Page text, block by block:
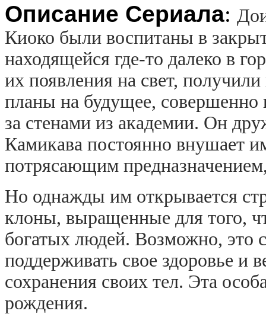
Описание Сериала:
Киоко были воспитаны в
находящейся где-то далеко в
их появления на свет,
планы на будущее, совершенно
за стенами из академии. Он
Камикава постоянно внушает
потрясающим
Но однажды им открывается
клоны, выращенные для того,
богатых людей. Возможно, это
поддерживать свое здоровье и
сохранения своих тел. Эта
рождения.